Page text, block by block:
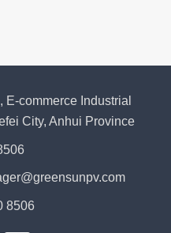
commerce Industrial
City, Anhui Province
8506